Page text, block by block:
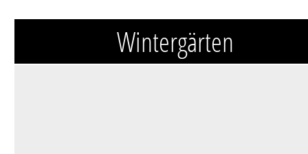
Wintergärten